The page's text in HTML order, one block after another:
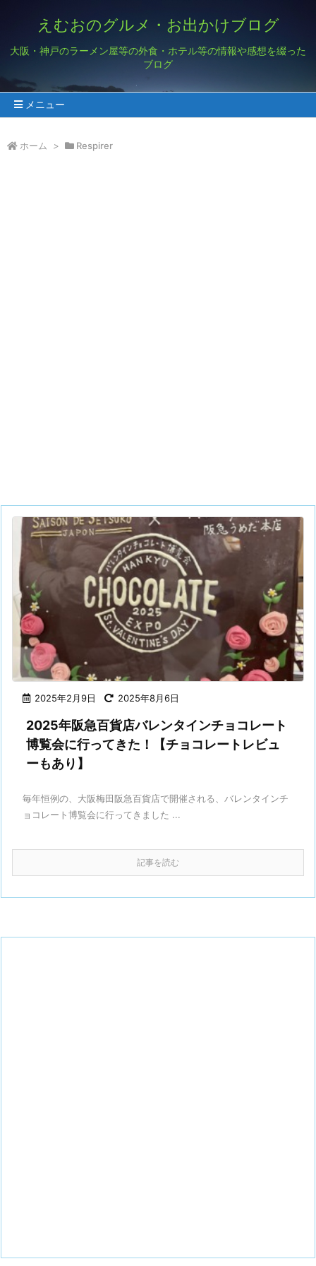
えむおのグルメ・お出かけブログ
大阪・神戸のラーメン屋等の外食・ホテル等の情報や感想を綴った
ブログ
メニュー
ホーム > Respirer
2025年2月9日 2025年8月6日
2025年阪急百貨店バレンタインチョコレート
博覧会に行ってきた！【チョコレートレビュ
ーもあり】
毎年恒例の、大阪梅田阪急百貨店で開催される、バレンタインチ
ョコレート博覧会に行ってきました ...
記事を読む